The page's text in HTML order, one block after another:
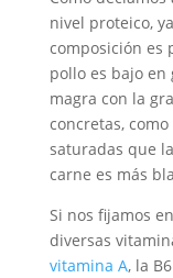
nivel proteico,
composición es
pollo es bajo en
magra con la
concretas,
saturadas que
carne es más
Si nos fijamos
diversas
vitamina A, la